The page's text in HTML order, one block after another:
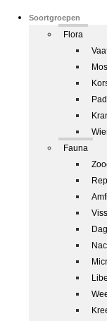
Soortgroepen
Flora
Fauna